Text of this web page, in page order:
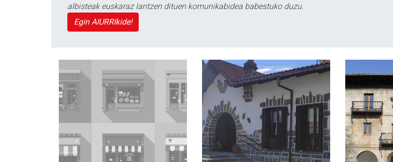
albisteak euskaraz lantzen dituen komunikabidea babestuko duzu.
Egin AIURRIkide!